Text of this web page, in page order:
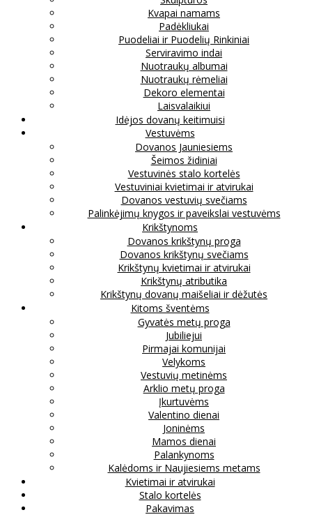
Kvapai namams
Padėkliukai
Puodeliai ir Puodelių Rinkiniai
Serviravimo indai
Nuotraukų albumai
Nuotraukų rėmeliai
Dekoro elementai
Laisvalaikiui
Idėjos dovanų keitimuisi
Vestuvėms
Dovanos Jauniesiems
Šeimos židiniai
Vestuvinės stalo kortelės
Vestuviniai kvietimai ir atvirukai
Dovanos vestuvių svečiams
Palinkėjimų knygos ir paveikslai vestuvėms
Krikštynoms
Dovanos krikštynų proga
Dovanos krikštynų svečiams
Krikštynų kvietimai ir atvirukai
Krikštynų atributika
Krikštynų dovanų maišeliai ir dėžutės
Kitoms šventėms
Gyvatės metų proga
Jubiliejui
Pirmajai komunijai
Velykoms
Vestuvių metinėms
Arklio metų proga
Įkurtuvėms
Valentino dienai
Joninėms
Mamos dienai
Palankynoms
Kalėdoms ir Naujiesiems metams
Kvietimai ir atvirukai
Stalo kortelės
Pakavimas